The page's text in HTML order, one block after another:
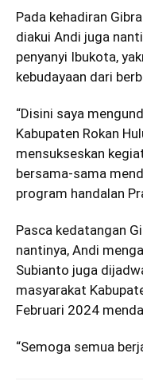
Pada kehadiran
diakui Andi juga
penyanyi Ibukota,
kebudayaan dari
“Disini saya
Kabupaten Rokan
mensukseskan
bersama-sama
program handalan
Pasca kedatangan
nantinya, Andi
Subianto juga
masyarakat
Februari 2024
“Semoga semua